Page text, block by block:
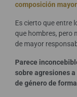
composición
Es cierto que entre
que hombres, pero
de mayor
Parece
sobre agresiones
de género de